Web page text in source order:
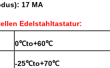
17 MA
Edelstahltastatur:
0℃to+60℃
-25℃to+70℃